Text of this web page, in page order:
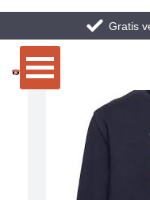
Gratis